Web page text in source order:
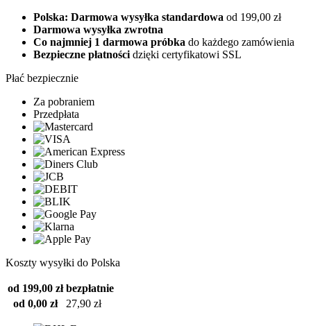
Polska: Darmowa wysyłka standardowa od 199,00 zł
Darmowa wysyłka zwrotna
Co najmniej 1 darmowa próbka do każdego zamówienia
Bezpieczne płatności dzięki certyfikatowi SSL
Płać bezpiecznie
Za pobraniem
Przedpłata
Koszty wysyłki do Polska
od 199,00 zł bezpłatnie
od 0,00 zł
27,90 zł